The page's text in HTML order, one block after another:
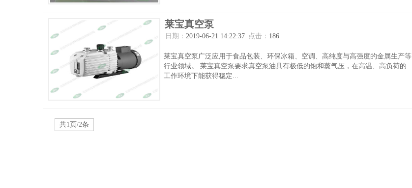
莱宝真空泵
日期： 2019-06-21 14:22:37 点击： 186
莱宝真空泵广泛应用于食品包装、环保冰箱、空调、高纯度与高强度的金属生产等
行业领域。 莱宝真空泵要求真空泵油具有极低的饱和蒸气压，在高温、高负荷的
工作环境下能获得稳定...
共1页/2条